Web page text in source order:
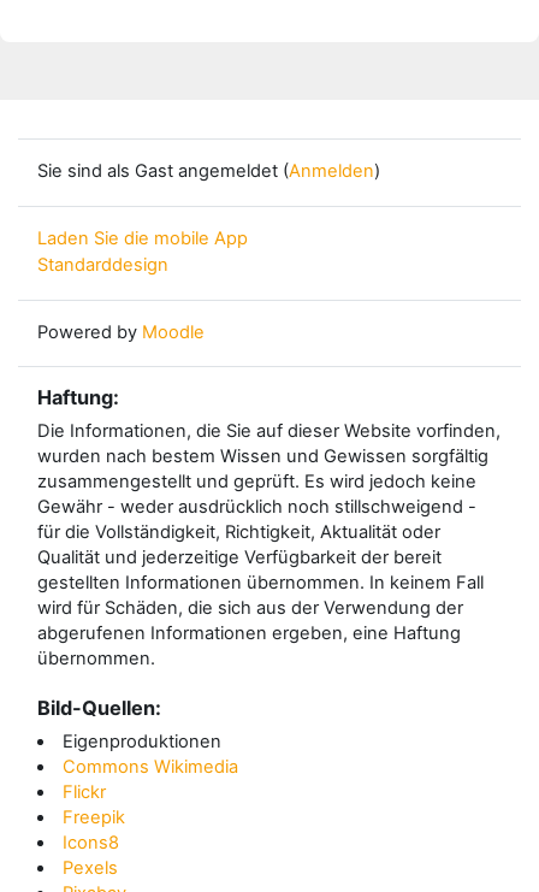
Sie sind als Gast angemeldet (Anmelden)
Laden Sie die mobile App
Standarddesign
Powered by Moodle
Haftung:
Die Informationen, die Sie auf dieser Website vorfinden,
wurden nach bestem Wissen und Gewissen sorgfältig
zusammengestellt und geprüft. Es wird jedoch keine
Gewähr - weder ausdrücklich noch stillschweigend -
für die Vollständigkeit, Richtigkeit, Aktualität oder
Qualität und jederzeitige Verfügbarkeit der bereit
gestellten Informationen übernommen. In keinem Fall
wird für Schäden, die sich aus der Verwendung der
abgerufenen Informationen ergeben, eine Haftung
übernommen.
Bild-Quellen:
Eigenproduktionen
Commons Wikimedia
Flickr
Freepik
Icons8
Pexels